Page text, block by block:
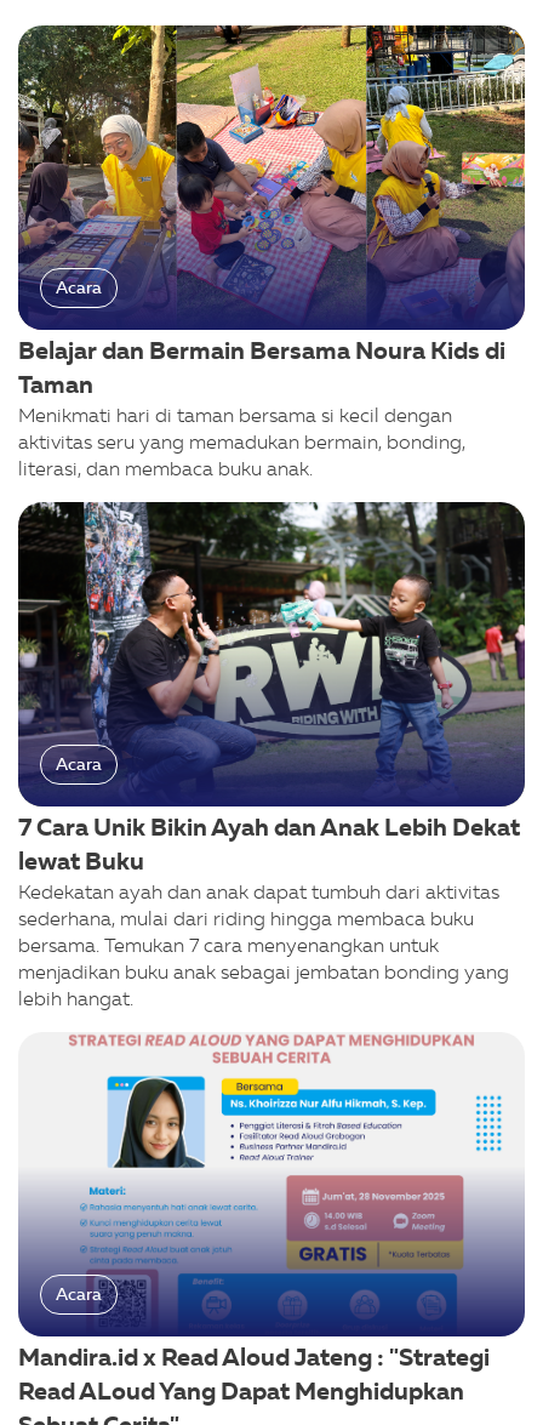
Acara
Belajar dan Bermain Bersama Noura Kids di
Taman
Menikmati hari di taman bersama si kecil dengan
aktivitas seru yang memadukan bermain, bonding,
literasi, dan membaca buku anak.
Acara
7 Cara Unik Bikin Ayah dan Anak Lebih Dekat
lewat Buku
Kedekatan ayah dan anak dapat tumbuh dari aktivitas
sederhana, mulai dari riding hingga membaca buku
bersama. Temukan 7 cara menyenangkan untuk
menjadikan buku anak sebagai jembatan bonding yang
lebih hangat.
Acara
Mandira.id x Read Aloud Jateng : "Strategi
Read ALoud Yang Dapat Menghidupkan